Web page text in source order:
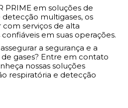
PRIME em soluções de
multigases, os
serviços de alta
em suas operações.
a segurança e a
gases? Entre em contato
nossas soluções
respiratória e detecção